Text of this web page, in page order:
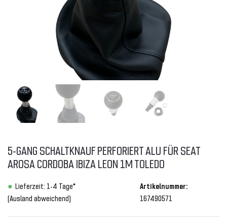
5-GANG SCHALTKNAUF PERFORIERT ALU FÜR SEAT
AROSA CORDOBA IBIZA LEON 1M TOLEDO
Lieferzeit: 1-4 Tage*
(Ausland abweichend)
Artikelnummer:
167490571